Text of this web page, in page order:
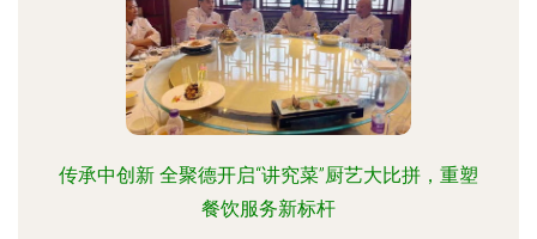
传承中创新 全聚德开启“讲究菜”厨艺大比拼，重塑
餐饮服务新标杆